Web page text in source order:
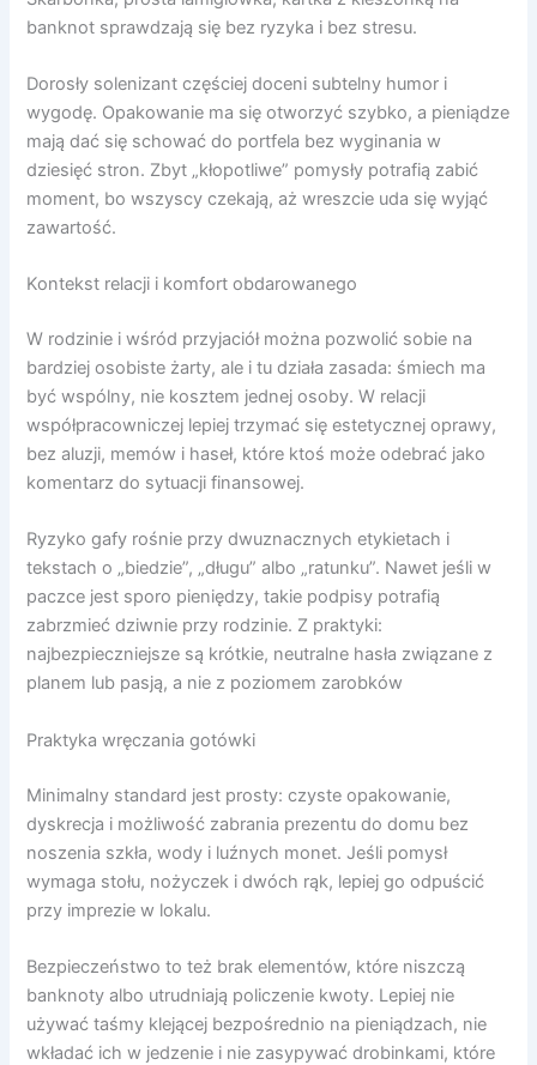
banknot sprawdzają się bez ryzyka i bez stresu.
Dorosły solenizant częściej doceni subtelny humor i
wygodę. Opakowanie ma się otworzyć szybko, a pieniądze
mają dać się schować do portfela bez wyginania w
dziesięć stron. Zbyt „kłopotliwe” pomysły potrafią zabić
moment, bo wszyscy czekają, aż wreszcie uda się wyjąć
zawartość.
Kontekst relacji i komfort obdarowanego
W rodzinie i wśród przyjaciół można pozwolić sobie na
bardziej osobiste żarty, ale i tu działa zasada: śmiech ma
być wspólny, nie kosztem jednej osoby. W relacji
współpracowniczej lepiej trzymać się estetycznej oprawy,
bez aluzji, memów i haseł, które ktoś może odebrać jako
komentarz do sytuacji finansowej.
Ryzyko gafy rośnie przy dwuznacznych etykietach i
tekstach o „biedzie”, „długu” albo „ratunku”. Nawet jeśli w
paczce jest sporo pieniędzy, takie podpisy potrafią
zabrzmieć dziwnie przy rodzinie. Z praktyki:
najbezpieczniejsze są krótkie, neutralne hasła związane z
planem lub pasją, a nie z poziomem zarobków
Praktyka wręczania gotówki
Minimalny standard jest prosty: czyste opakowanie,
dyskrecja i możliwość zabrania prezentu do domu bez
noszenia szkła, wody i luźnych monet. Jeśli pomysł
wymaga stołu, nożyczek i dwóch rąk, lepiej go odpuścić
przy imprezie w lokalu.
Bezpieczeństwo to też brak elementów, które niszczą
banknoty albo utrudniają policzenie kwoty. Lepiej nie
używać taśmy klejącej bezpośrednio na pieniądzach, nie
wkładać ich w jedzenie i nie zasypywać drobinkami, które